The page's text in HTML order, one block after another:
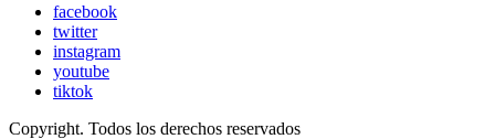
facebook
twitter
instagram
youtube
tiktok
Copyright. Todos los derechos reservados